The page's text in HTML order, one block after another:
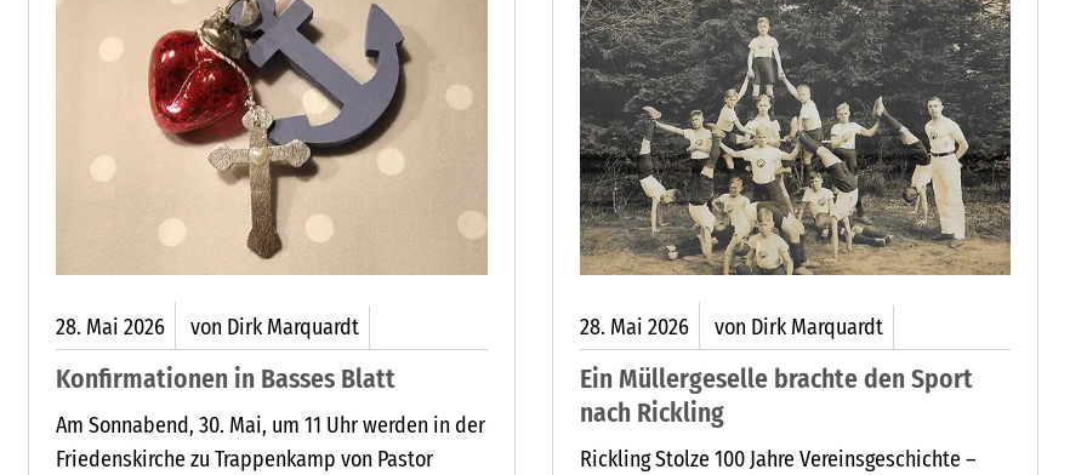
in Schleswig-Holstein, für die Ministerpräsident
Daniel Günther die Schirmherrschaft
übernommen hat.
28. Mai 2026 von Dirk Marquardt
Konfirmationen in Basses Blatt
Am Sonnabend, 30. Mai, um 11 Uhr werden in der
Friedenskirche zu Trappenkamp von Pastor
28. Mai 2026 von Dirk Marquardt
Ein Müllergeselle brachte den Sport
nach Rickling
Rickling Stolze 100 Jahre Vereinsgeschichte –